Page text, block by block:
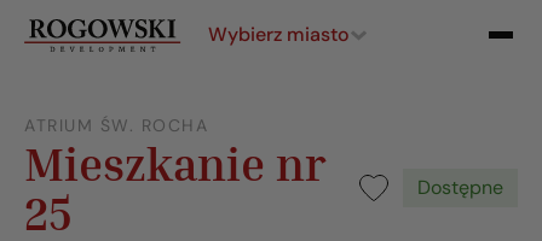
Wybierz miasto
ATRIUM ŚW. ROCHA
Mieszkanie nr
25
Dostępne